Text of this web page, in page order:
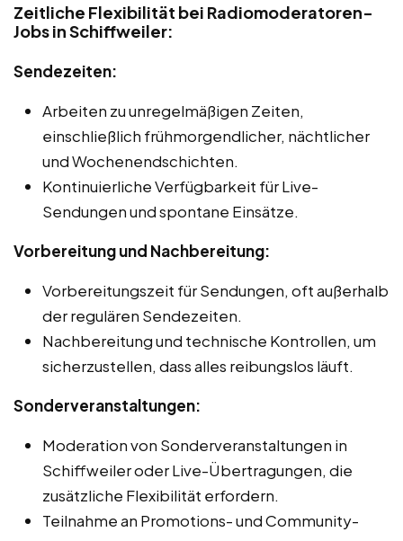
Zeitliche Flexibilität bei Radiomoderatoren-
Jobs in Schiffweiler:
Sendezeiten:
Arbeiten zu unregelmäßigen Zeiten,
einschließlich frühmorgendlicher, nächtlicher
und Wochenendschichten.
Kontinuierliche Verfügbarkeit für Live-
Sendungen und spontane Einsätze.
Vorbereitung und Nachbereitung:
Vorbereitungszeit für Sendungen, oft außerhalb
der regulären Sendezeiten.
Nachbereitung und technische Kontrollen, um
sicherzustellen, dass alles reibungslos läuft.
Sonderveranstaltungen:
Moderation von Sonderveranstaltungen in
Schiffweiler oder Live-Übertragungen, die
zusätzliche Flexibilität erfordern.
Teilnahme an Promotions- und Community-